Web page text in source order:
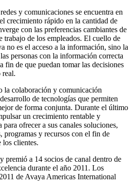
y comunicaciones se encuentra en
crecimiento rápido en la cantidad de
con las preferencias cambiantes de
trabajo de los empleados. El cuello de
no es el acceso a la información, sino la
personas con la información correcta
fin de que puedan tomar las decisiones
real.
la colaboración y comunicación
de tecnologías que permiten
de forma conjunta. Durante el último
un crecimiento rentable y
ofrecer a sus canales soluciones,
programas y recursos con el fin de
los clientes.
premió a 14 socios de canal dentro de
durante el año 2011. Los
de Avaya Americas International